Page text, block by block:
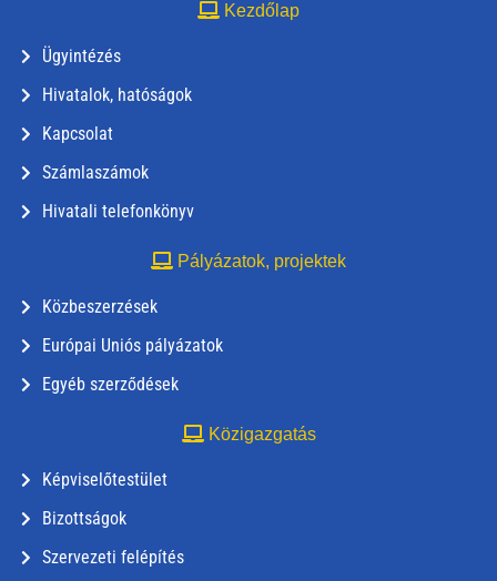
Kezdőlap
Ügyintézés
Hivatalok, hatóságok
Kapcsolat
Számlaszámok
Hivatali telefonkönyv
Pályázatok, projektek
Közbeszerzések
Európai Uniós pályázatok
Egyéb szerződések
Közigazgatás
Képviselőtestület
Bizottságok
Szervezeti felépítés